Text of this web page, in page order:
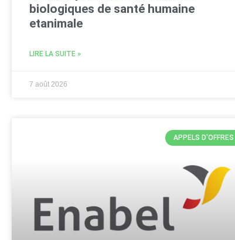
biologiques de santé humaine
etanimale
LIRE LA SUITE »
7 août 2026
APPELS D'OFFRES